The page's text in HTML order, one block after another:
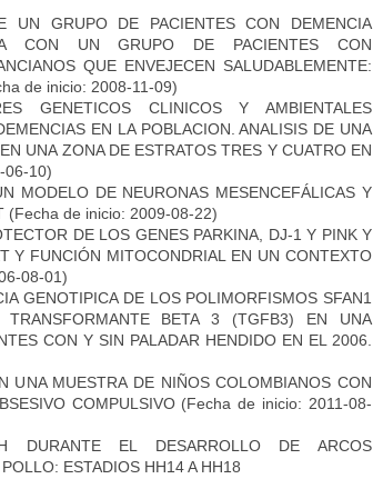
UN GRUPO DE PACIENTES CON DEMENCIA
CON UN GRUPO DE PACIENTES CON
QUE ENVEJECEN SALUDABLEMENTE:
de inicio: 2008-11-09)
GENETICOS CLINICOS Y AMBIENTALES
EN LA POBLACION. ANALISIS DE UNA
UNA ZONA DE ESTRATOS TRES Y CUATRO EN
06-10)
MODELO DE NEURONAS MESENCEFÁLICAS Y
(Fecha de inicio: 2009-08-22)
DE LOS GENES PARKINA, DJ-1 Y PINK Y
Y FUNCIÓN MITOCONDRIAL EN UN CONTEXTO
08-01)
GENOTIPICA DE LOS POLIMORFISMOS SFAN1
TRANSFORMANTE BETA 3 (TGFB3) EN UNA
CON Y SIN PALADAR HENDIDO EN EL 2006.
UNA MUESTRA DE NIÑOS COLOMBIANOS CON
COMPULSIVO(Fecha de inicio: 2011-08-
DURANTE EL DESARROLLO DE ARCOS
ESTADIOS HH14 A HH18